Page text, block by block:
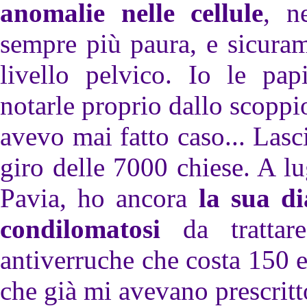
anomalie nelle cellule,
sempre più paura, e
livello pelvico. Io le
notarle proprio dallo
avevo mai fatto caso...
giro delle 7000 chiese. A
Pavia, ho ancora la sua
condilomatosi da
antiverruche che costa 150
che già mi avevano